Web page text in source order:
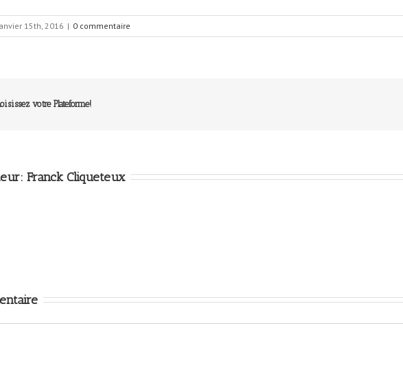
15th, 2016 | 0 commentaire
votre Plateforme!
Franck Cliqueteux